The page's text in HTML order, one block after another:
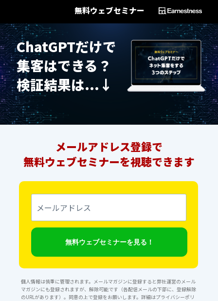
無料ウェブセミナー
ChatGPTだけで
集客はできる？
検証結果は...↓
メールアドレス登録で
無料ウェブセミナーを視聴できます
メ
ル
ア
ド
ス
無料ウェブセミナーを見る！
個人情報は慎重に管理されます。メールマガジンに登録すると弊社運営のメール
マガジンにも登録されますが、解除可能です（各配信メールの下部に、登録解除
のURLがあります）。同意の上で登録をお願いします。詳細はプライバシーポリ